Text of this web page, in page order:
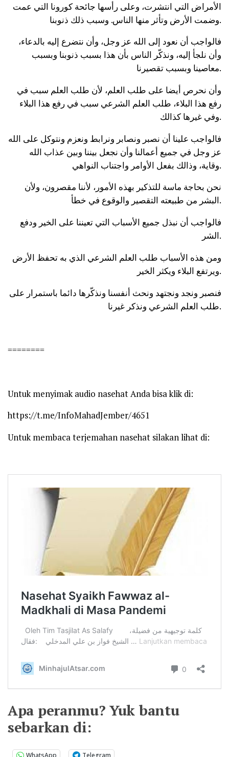
الأمراض التي انتشرت، وعلى رأسها جائحة كورونا التي عمت
وضمت الأرض وتأثر منها الناس. وسبب ذلك ذنوبنا.
فالواجب أن نعود إلى الله عز وجل، وأن نتضرع إليه بالدعاء،
وأن نلجأ إليه، ونذكّر الناس بأن هذا بسبب ذنوبنا وبسبب
معاصينا وبسبب تقصيرنا.
وأن نحرص أيضا على طلب العلم، لأن طلب العلم سبب في
رفع هذا البلاء، طلب العلم الشرعي سبب في رفع هذا البلاء
وفي غيرها كذالك.
فالواجب علينا أن نصبر ونصابر ونرابط ونعزم ونتوكل على الله
عز وجل في جميع أعمالنا وأن نجعل بيننا وبين عذاب الله
وقاية، وذالك بفعل الأوامر واجتناب النواهي.
نحن بحاجة ماسة للتذكير بهذه الأمور، لأننا مقصرون، ولأن
البشر من طبيعته التقصير والوقوع في خطأ.
فالواجب أن نبذل جميع الأسباب التي تعيننا على الخير ودفع
الشر.
ومن هذه الأسباب طلب العلم الشرعي الذي به تحفظ الأرض
ويرتفع البلاء ويكثر الخير.
فنصبر ونجد ونجتهد ونحث أنفسنا ونذكّرها دائما باستمرار على
طلب العلم الشرعي ونذكر غيرنا.
========
Untuk menyimak audio nasehat Anda bisa klik di:
https://t.me/InfoMahadJember/4651
Untuk membaca terjemahan nasehat silakan lihat di:
Apa peranmu? Yuk bantu
sebarkan di:
WhatsApp Telegram